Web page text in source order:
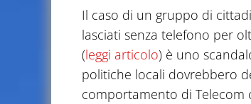
Il caso di un gruppo di
lasciati senza telefono per
(leggi articolo) è uno
politiche locali dovrebbero
comportamento di